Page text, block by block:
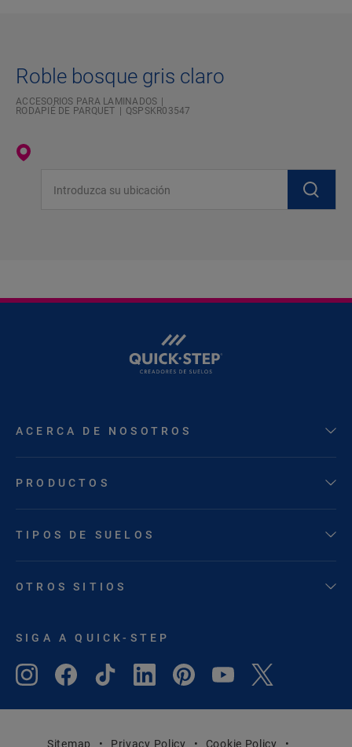
Roble bosque gris claro
ACCESORIOS PARA LAMINADOS
RODAPIÉ DE PARQUET
QSPSKR03547
ACERCA DE NOSOTROS
PRODUCTOS
TIPOS DE SUELOS
OTROS SITIOS
SIGA A QUICK-STEP
Sitemap Privacy Policy Cookie Policy